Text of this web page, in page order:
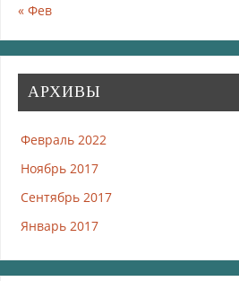
« Фев
АРХИВЫ
Февраль 2022
Ноябрь 2017
Сентябрь 2017
Январь 2017